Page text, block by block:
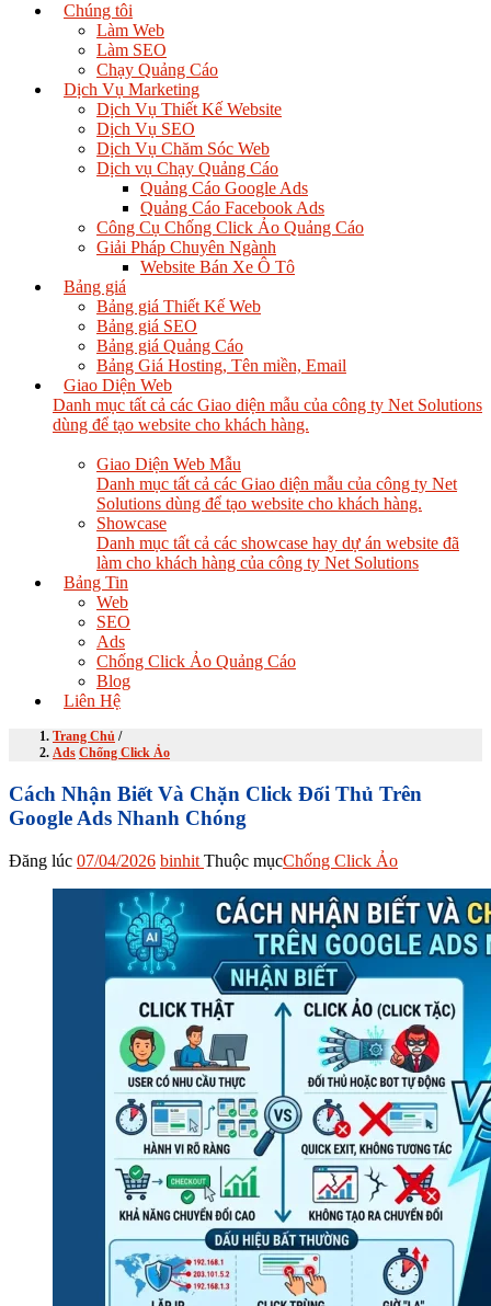
Chúng tôi
Làm Web
Làm SEO
Chạy Quảng Cáo
Dịch Vụ Marketing
Dịch Vụ Thiết Kế Website
Dịch Vụ SEO
Dịch Vụ Chăm Sóc Web
Dịch vụ Chạy Quảng Cáo
Quảng Cáo Google Ads
Quảng Cáo Facebook Ads
Công Cụ Chống Click Ảo Quảng Cáo
Giải Pháp Chuyên Ngành
Website Bán Xe Ô Tô
Bảng giá
Bảng giá Thiết Kế Web
Bảng giá SEO
Bảng giá Quảng Cáo
Bảng Giá Hosting, Tên miền, Email
Giao Diện Web
Danh mục tất cả các Giao diện mẫu của công ty Net Solutions
dùng để tạo website cho khách hàng.
Giao Diện Web Mẫu
Danh mục tất cả các Giao diện mẫu của công ty Net
Solutions dùng để tạo website cho khách hàng.
Showcase
Danh mục tất cả các showcase hay dự án website đã
làm cho khách hàng của công ty Net Solutions
Bảng Tin
Web
SEO
Ads
Chống Click Ảo Quảng Cáo
Blog
Liên Hệ
Trang Chủ /
Ads Chống Click Ảo
Cách Nhận Biết Và Chặn Click Đối Thủ Trên
Google Ads Nhanh Chóng
Đăng lúc 07/04/2026 binhit Thuộc mụcChống Click Ảo